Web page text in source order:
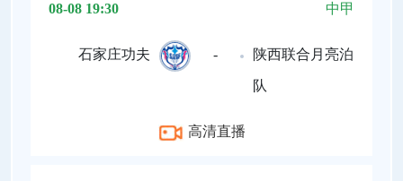
08-08 19:30 中甲
石家庄功夫 - 陕西联合月亮泊
队
高清直播